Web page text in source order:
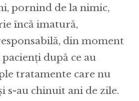
pornind de la nimic,
încă imatură,
din moment
după ce au
tratamente care nu
s-au chinuit ani de zile.